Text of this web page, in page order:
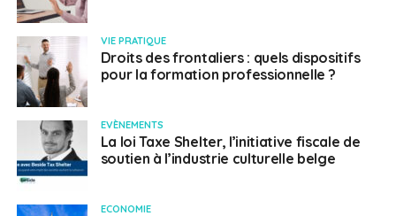
VIE PRATIQUE
Droits des frontaliers : quels dispositifs
pour la formation professionnelle ?
EVÈNEMENTS
La loi Taxe Shelter, l’initiative fiscale de
soutien à l’industrie culturelle belge
ECONOMIE